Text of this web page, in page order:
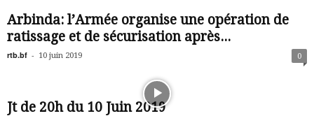
Arbinda: l’Armée organise une opération de
ratissage et de sécurisation après...
rtb.bf - 10 juin 2019 0
Jt de 20h du 10 Juin 2019